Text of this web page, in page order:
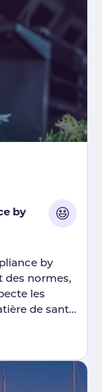
by
by
des normes,
les
de santé